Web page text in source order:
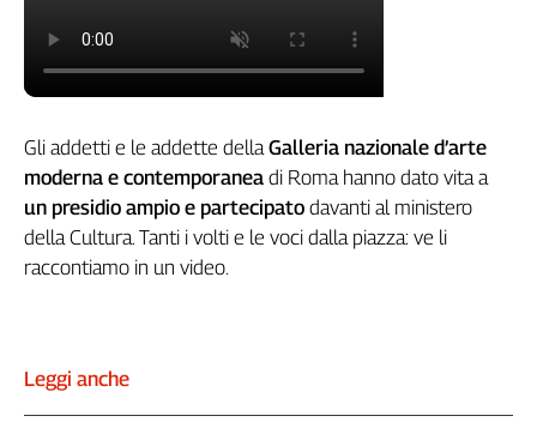
Fiom
Flai
Flc
Fp
Nidil
Slc
Speciali
Gli addetti e le addette della Galleria nazionale d’arte
moderna e contemporanea di Roma hanno dato vita a
un presidio ampio e partecipato davanti al ministero
della Cultura. Tanti i volti e le voci dalla piazza: ve li
raccontiamo in un video.
Leggi anche